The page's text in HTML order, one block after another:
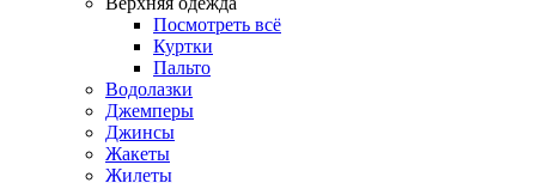
Посмотреть всё
Куртки
Пальто
Водолазки
Джемперы
Джинсы
Жакеты
Жилеты